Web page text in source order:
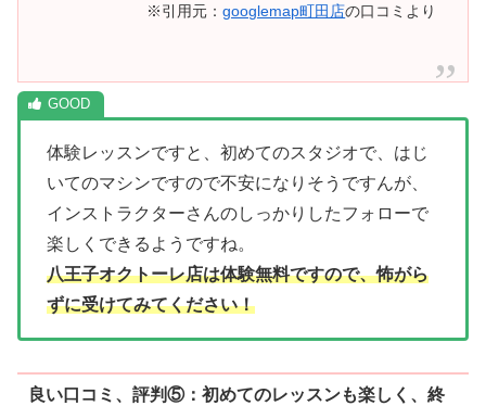
※引用元：googlemap町田店の口コミより
体験レッスンですと、初めてのスタジオで、はじ
いてのマシンですので不安になりそうですんが、
インストラクターさんのしっかりしたフォローで
楽しくできるようですね。
八王子オクトーレ店は体験無料ですので、怖がら
ずに受けてみてください！
良い口コミ、評判⑤： 初めてのレッスンも楽しく、 終